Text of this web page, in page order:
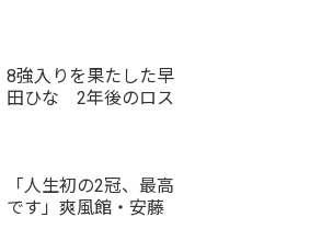
ープス・カブ・バン
ビの部）千葉県予選
8強入りを果たした早
田ひな 2年後のロス
卓球・WTTチャンピ
オンズ横浜2026＞
「人生初の2冠、最高
です」爽風館・安藤